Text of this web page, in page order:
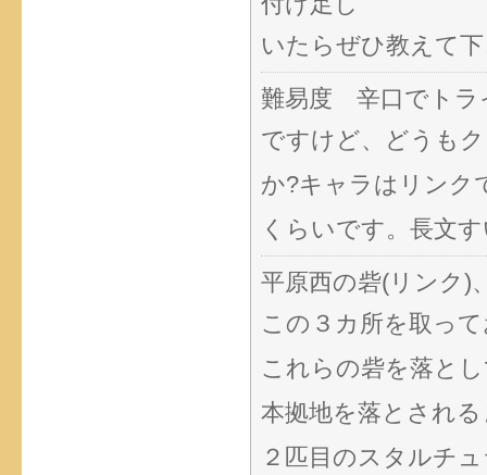
いたらぜひ教えて
難易度 辛口でトラ
ですけど、どうも
か?キャラはリンク
くらいです。長文
平原西の砦(リンク)
この３カ所を取っ
これらの砦を落と
本拠地を落とされ
２匹目のスタルチ